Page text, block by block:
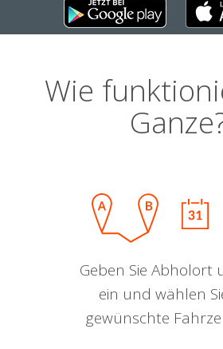
Wie
Geben Sie Abholort
ein und wählen
gewünschte